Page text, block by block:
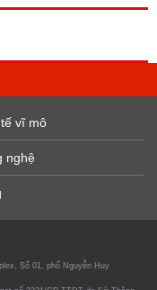
vĩ mô
nghệ
Số 01, phố Nguyễn Huy